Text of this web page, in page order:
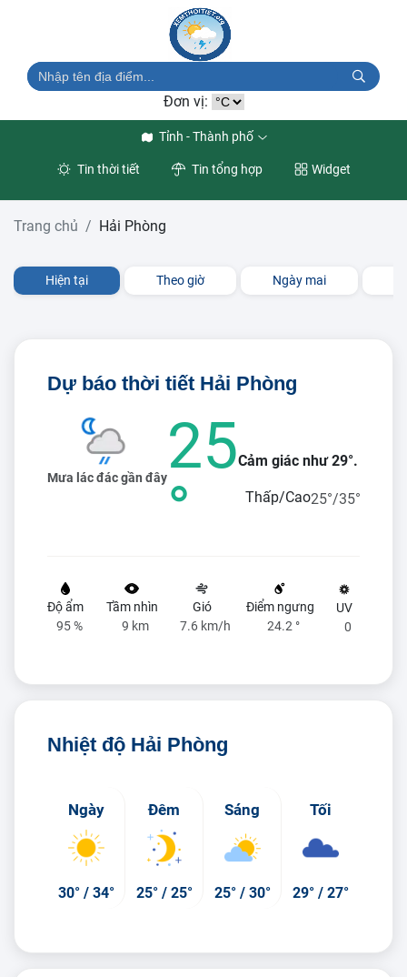
Đơn vị:
Tỉnh - Thành phố
Tin thời tiết Tin tổng hợp Widget
Trang chủ Hải Phòng
Hiện tại Theo giờ Ngày mai
Dự báo thời tiết Hải Phòng
Mưa lác đác gần đây25
°
Cảm giác như 29°.
Thấp/Cao25°/35°
Độ ẩm
95 %
Tầm nhìn
9 km
Gió
7.6 km/h
Điểm ngưng
24.2 °
UV
0
Nhiệt độ Hải Phòng
Ngày
30° / 34°
Đêm
25° / 25°
Sáng
25° / 30°
Tối
29° / 27°